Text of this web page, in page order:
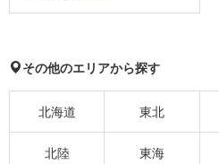
その他のエリアから探す
北海道 東北
北陸 東海